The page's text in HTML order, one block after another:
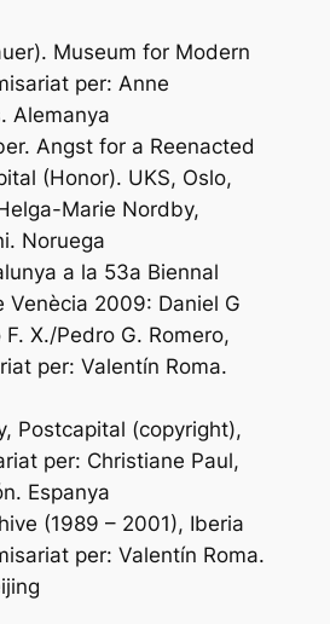
Museum for Modern
per: Anne
Alemanya
Angst for a Reenacted
(Honor). UKS, Oslo,
Marie Nordby,
Noruega
a la 53a Biennal
Venècia 2009: Daniel G
X./Pedro G. Romero,
per: Valentín Roma.
Postcapital (copyright),
per: Christiane Paul,
Espanya
(1989 – 2001), Iberia
per: Valentín Roma.